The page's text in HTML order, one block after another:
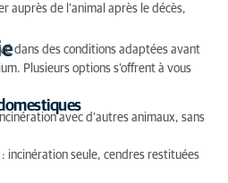
auprès de l’animal après le décès,
dans des conditions adaptées avant
Plusieurs options s’offrent à vous
avec d’autres animaux, sans
: incinération seule, cendres restituées